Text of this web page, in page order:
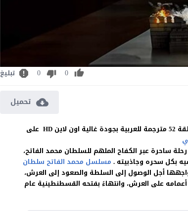
0
0 تبليغ
تحميل
مشاهدة وتحميل المسلسل التركي محمد الفاتح سلطان الفتوحات الحلقة 52 مترجمة للعربية بجودة غالية اون لاين HD على
ساحرة عبر الكفاح الملهم للسلطان محمد الفاتح،
بكل سحره وجاذبيته . مسلسل محمد الفاتح سلطان
أجل الوصول إلى السلطة والصعود إلى العرش،
على العرش، وانتهاءً بفتحه القسطنطينية عام